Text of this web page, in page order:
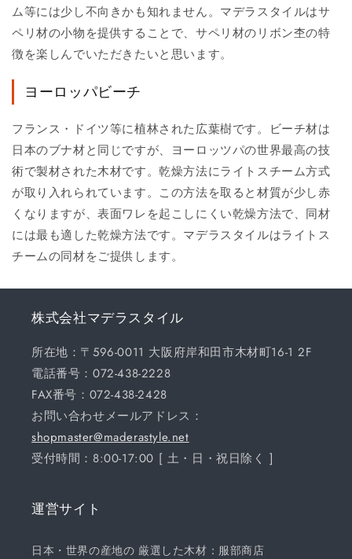
ム等には少し不向きかも知れません。マデラスタイルはサ
ペリ材の小物を提供することで、サペリ材のリボン杢の特
徴を楽しんでいただきたいと思います。
ヨーロッパビーチ
フランス・ドイツ等に植林された広葉樹です。ビーチ材は
日本のブナ材と同じですが、ヨーロッツパの世界最高の技
術で製材された木材です。乾燥方法にライトスチーム方式
が取り入れられています。この方法を取ると材質が少し赤
くなりますが、表面ワレを起こしにくい乾燥方法で、同材
には最も適した乾燥方法です。マデラスタイルはライトス
チームの同材をご提供します。
株式会社マデラスタイル
所在地：〒596-0011 大阪府岸和田市木材町16-1 2F
電話番号：072-438-2228
FAX番号：072-438-2428
お問い合わせメールアドレス：
shopmaster@maderastyle.net
受付時間：8:00-17:00 [ 土・日・祝日除く ]
運営サイト
日本・世界の産地の 厳選した木材：服部商店